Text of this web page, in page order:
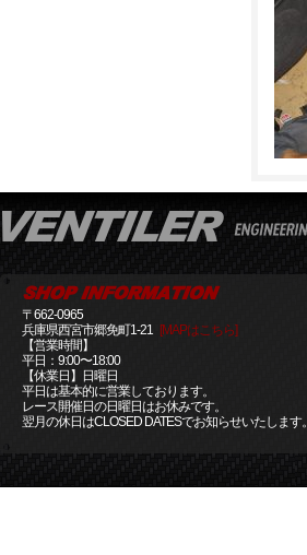
〒662-0965
兵庫県西宮市郷免町1-21 [MAPはこちら]
【営業時間】
平日：9:00〜18:00
【休業日】日曜日
平日は基本的に営業しております。
レース開催日の日曜日はお休みです。
翌月の休日はCLOSED DATESでお知らせいたします。